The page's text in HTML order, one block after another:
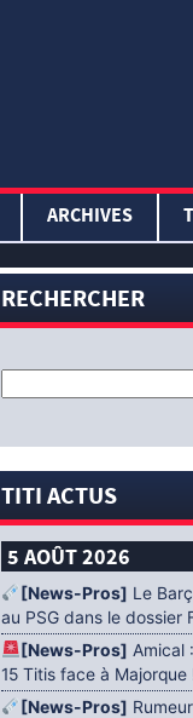
ARCHIVES
RECHERCHER
TITI ACTUS
5 AOÛT 2026
[News-Pros] Le
au PSG dans le dossier
[News-Pros] Amical
15 Titis face à
[News-Pros]